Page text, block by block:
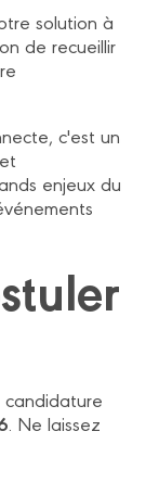
solution à
de recueillir
c'est un
enjeux du
. Ne laissez